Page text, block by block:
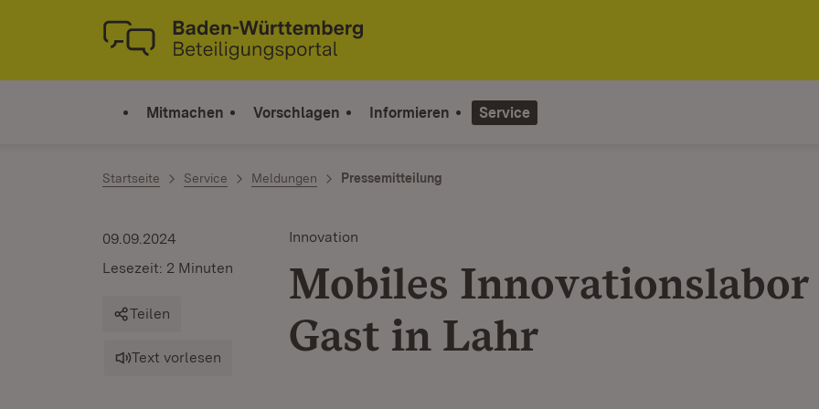
Zum Inhalt springen
Link zur Startseite
Mitmachen Vorschlagen Informieren Service
Startseite Service Meldungen Pressemitteilung
Innovation
Mobiles Innovationslabor
Gast in Lahr
09.09.2024
Lesezeit: 2 Minuten
Teilen
Text vorlesen